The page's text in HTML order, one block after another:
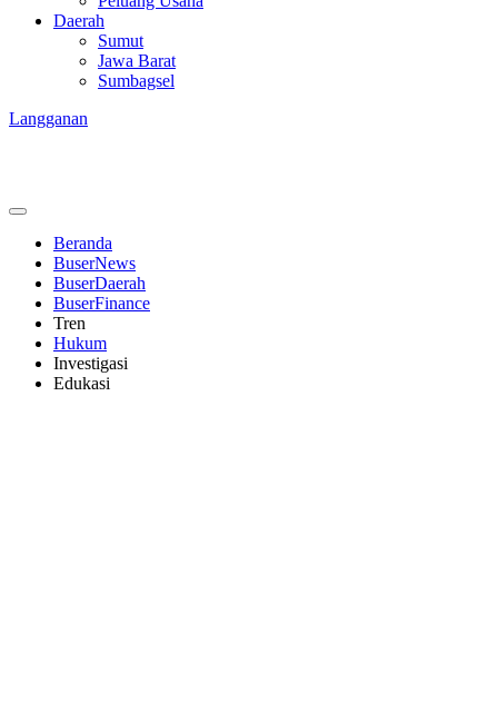
Daerah
Sumut
Jawa Barat
Sumbagsel
Langganan
Beranda
BuserNews
BuserDaerah
BuserFinance
Tren
Hukum
Investigasi
Edukasi